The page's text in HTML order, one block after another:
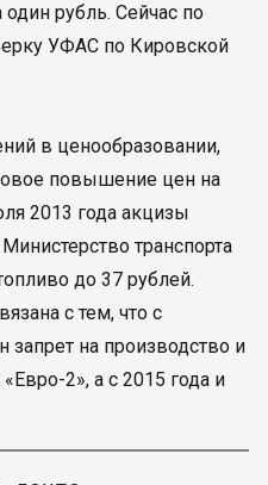
рубль. Сейчас по
УФАС по Кировской
в ценообразовании,
повышение цен на
2013 года акцизы
транспорта
до 37 рублей.
с тем, что с
запрет на производство и
2», а с 2015 года и